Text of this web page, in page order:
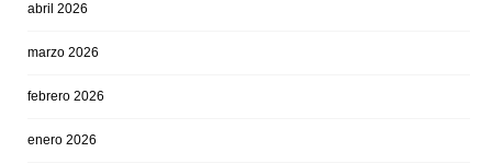
abril 2026
marzo 2026
febrero 2026
enero 2026